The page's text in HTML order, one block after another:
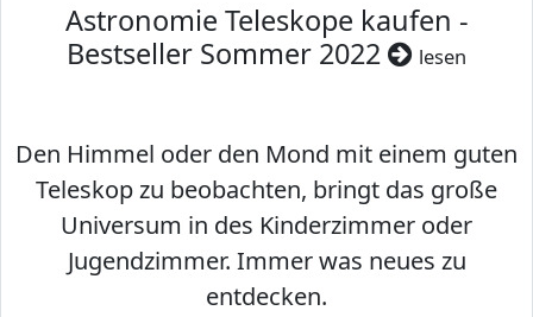
Astronomie Teleskope kaufen -
Bestseller Sommer 2022
lesen
Den Himmel oder den Mond mit einem guten
Teleskop zu beobachten, bringt das große
Universum in des Kinderzimmer oder
Jugendzimmer. Immer was neues zu
entdecken.